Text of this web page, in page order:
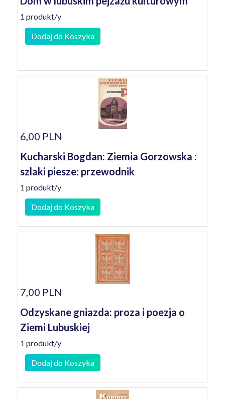
1 produkt/y
Dodaj do Koszyka
6,00 PLN
Kucharski Bogdan: Ziemia Gorzowska :
szlaki piesze: przewodnik
1 produkt/y
Dodaj do Koszyka
7,00 PLN
Odzyskane gniazda: proza i poezja o
Ziemi Lubuskiej
1 produkt/y
Dodaj do Koszyka